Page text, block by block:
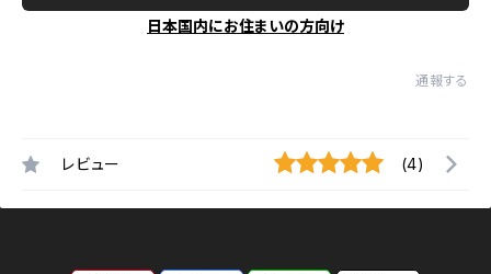
日本国内にお住まいの方向け
通報する
レビュー (4)